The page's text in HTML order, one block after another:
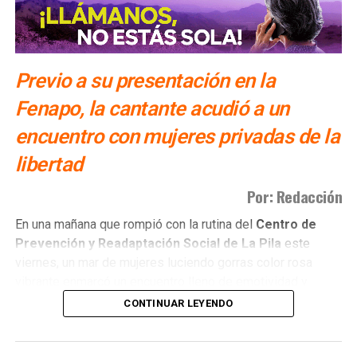
Previo a su presentación en la
Fenapo, la cantante acudió a un
encuentro con mujeres privadas de la
libertad
Por: Redacción
​En una mañana que rompió con la rutina del Centro de
Prevención y Readaptación Social de La Pila este
CONTINUAR LEYENDO